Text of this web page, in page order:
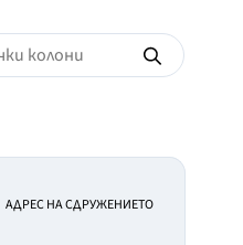
АДРЕС НА СДРУЖЕНИЕТО